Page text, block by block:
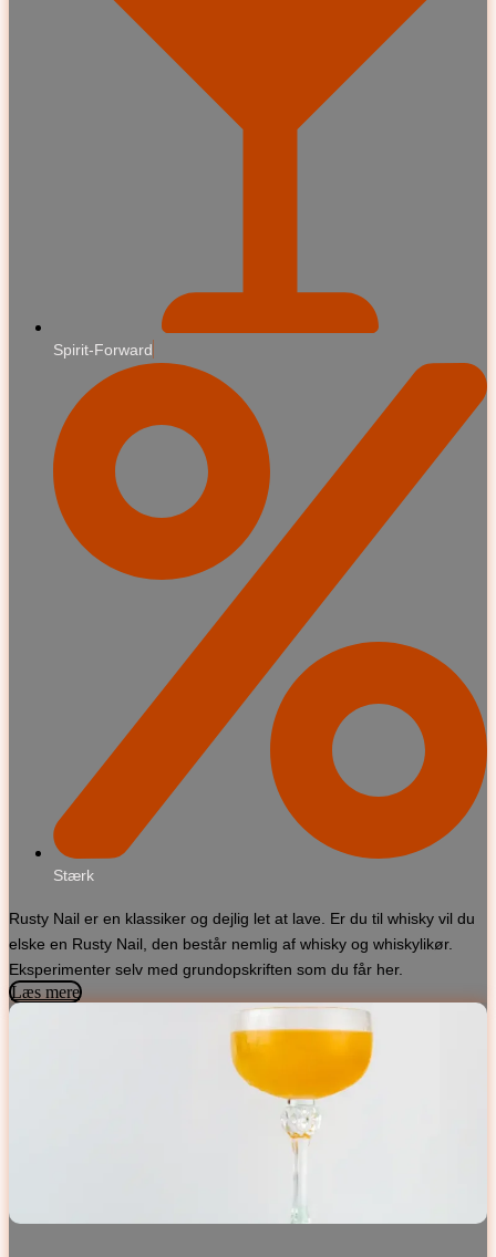
Spirit-Forward
Stærk
Rusty Nail er en klassiker og dejlig let at lave. Er du til whisky vil du
elske en Rusty Nail, den består nemlig af whisky og whiskylikør.
Eksperimenter selv med grundopskriften som du får her.
Læs mere